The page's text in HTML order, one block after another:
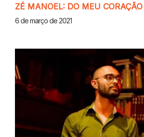
ZÉ MANOEL: DO MEU
6 de março de 2021